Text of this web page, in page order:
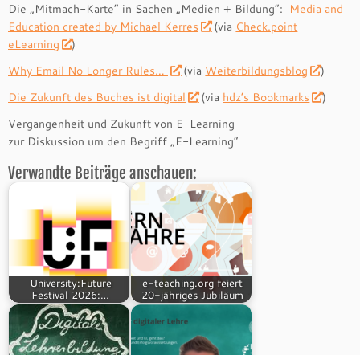
Die „Mitmach-Karte“ in Sachen „Medien + Bildung“: Media and
Education created by Michael Kerres
(via Check.point
eLearning
)
Why Email No Longer Rules…
(via Weiterbildungsblog
)
Die Zukunft des Buches ist digital
(via hdz’s Bookmarks
)
Vergangenheit und Zukunft von E-Learning
zur Diskussion um den Begriff „E-Learning“
Verwandte Beiträge anschauen:
University:Future
Festival 2026:…
e-teaching.org feiert
20-jähriges Jubiläum